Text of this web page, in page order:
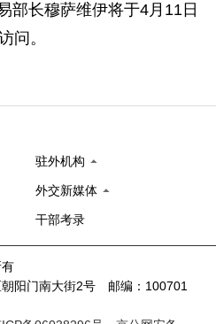
部长穆萨维伊将于4月11日
问。
驻外机构
外交新媒体
干部考录
阳门南大街2号 邮编：100701